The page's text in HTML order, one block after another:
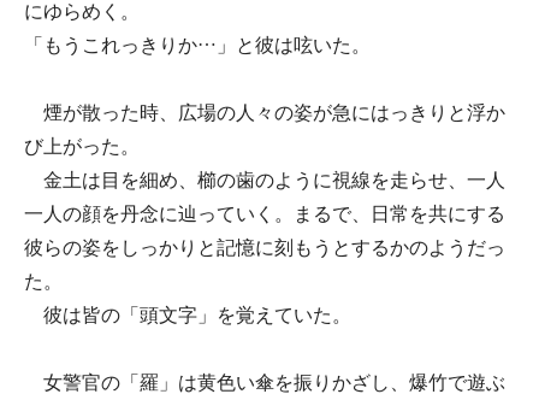
にゆらめく。
「もうこれっきりか…」と彼は呟いた。
煙が散った時、広場の人々の姿が急にはっきりと浮か
び上がった。
金土は目を細め、櫛の歯のように視線を走らせ、一人
一人の顔を丹念に辿っていく。まるで、日常を共にする
彼らの姿をしっかりと記憶に刻もうとするかのようだっ
た。
彼は皆の「頭文字」を覚えていた。
女警官の「羅」は黄色い傘を振りかざし、爆竹で遊ぶ